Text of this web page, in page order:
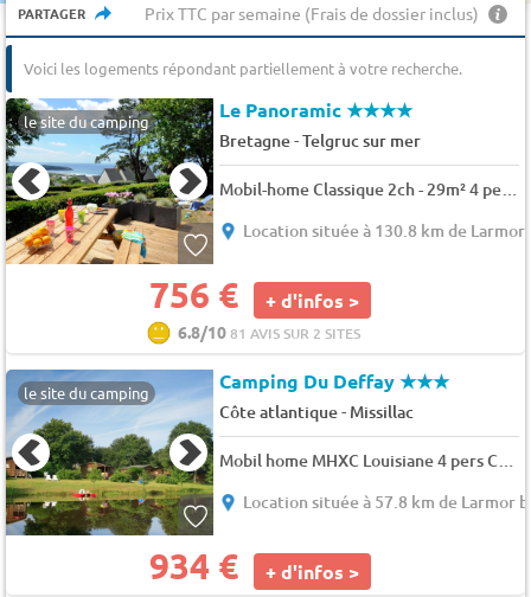
PARTAGER Prix TTC par semaine (Frais de dossier inclus)
Voici les logements répondant partiellement à votre recherche.
le site du camping Le Panoramic★★★★
Bretagne-Telgruc sur mer
Location située à 130.8 km de Larmor
756 € + d'infos >
6.8/1081 AVIS SUR 2 SITES
le site du camping Camping Du Deffay★★★
Côte atlantique- Missillac
Mobil home MHXC Louisiane 4 pers Clim (sans draps ni serviettes) 4 pers.
Location située à 57.8 km de Larmor
934 € + d'infos >